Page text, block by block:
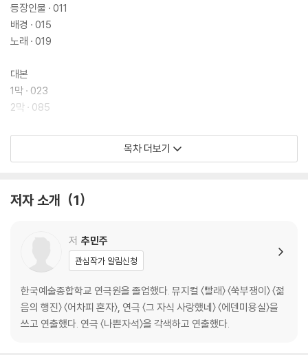
사상, SFCC Awards 외신 기자상, 제4회 더 뮤지컬 어워즈 작사·작곡 및
극본상, 제6회 예그린 뮤지컬 어워즈 대상 수상과 일본과 중국으로 수출되
어 공연을 올리기도 했습니다. 더불어 ‘뮤지컬 빨래 20주년 콘서트’ 관람권
에 전석이 매진되기도 했습니다. “우리 사회에는 다양한 사람들이 살고 있
고 함께 살아가는 즐거움을 전하고 싶”(2009 여성문화인상 수상 소감)은
추민주 연출가의 소망이 마치 비 오는 날의 우산처럼 “하루를 살아”갈 수
등장인물 · 011
배경 · 015
노래 · 019
대본
1막 · 023
2막 · 085
히스토리 · 143
1 서울살이 몇 핸가요?
4 어서 오세요, 제일서점입니다
4a 엿같은
5 자, 건배!
6 참 예뻐요
7 내 이름은 솔롱고입니다
목차 더보기
저자 소개 1
저 추민주
관심작가 알림신청
한국예술종합학교 연극원을 졸업했다. 뮤지컬 〈빨래〉 〈쑥부쟁이〉 〈젊
음의 행진〉 〈어차피 혼자〉, 연극 〈그 자식 사랑했네〉 〈에덴미용실〉을
쓰고 연출했다. 연극 〈나쁜자석〉을 각색하고 연출했다.